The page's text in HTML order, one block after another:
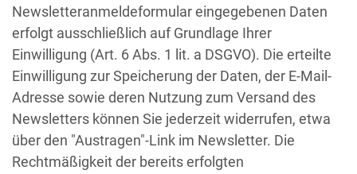
Newsletteranmeldeformular eingegebenen Daten
erfolgt ausschließlich auf Grundlage Ihrer
Einwilligung (Art. 6 Abs. 1 lit. a DSGVO). Die erteilte
Einwilligung zur Speicherung der Daten, der E-Mail-
Adresse sowie deren Nutzung zum Versand des
Newsletters können Sie jederzeit widerrufen, etwa
über den "Austragen"-Link im Newsletter. Die
Rechtmäßigkeit der bereits erfolgten